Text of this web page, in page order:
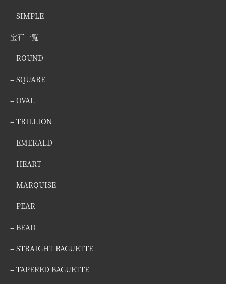
– SIMPLE
宝石一覧
– ROUND
– SQUARE
– OVAL
– TRILLION
– EMERALD
– HEART
– MARQUISE
– PEAR
– BEAD
– STRAIGHT BAGUETTE
– TAPERED BAGUETTE